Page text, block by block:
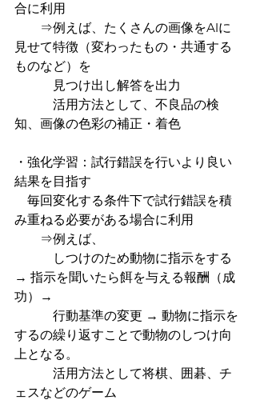
合に利用
⇒例えば、たくさんの画像をAIに
見せて特徴（変わったもの・共通する
ものなど）を
見つけ出し解答を出力
活用方法として、不良品の検
知、画像の色彩の補正・着色
・強化学習：試行錯誤を行いより良い
結果を目指す
毎回変化する条件下で試行錯誤を積
み重ねる必要がある場合に利用
⇒例えば、
しつけのため動物に指示をする
→ 指示を聞いたら餌を与える報酬（成
功）→
行動基準の変更 → 動物に指示を
するの繰り返すことで動物のしつけ向
上となる。
活用方法として将棋、囲碁、チ
ェスなどのゲーム